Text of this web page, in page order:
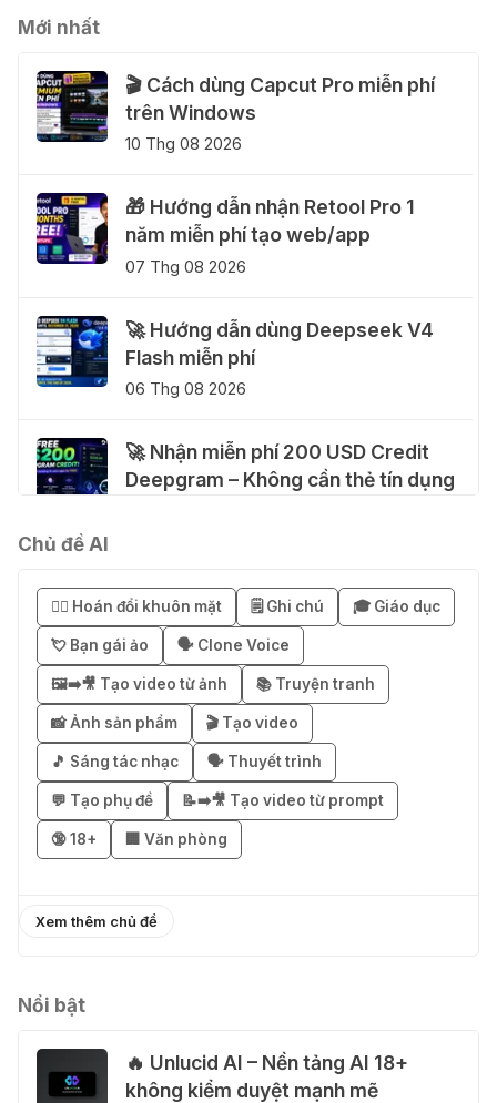
Mới nhất
🎬 Cách dùng Capcut Pro miễn phí
trên Windows
10 Thg 08 2026
🎁 Hướng dẫn nhận Retool Pro 1
năm miễn phí tạo web/app
07 Thg 08 2026
🚀 Hướng dẫn dùng Deepseek V4
Flash miễn phí
06 Thg 08 2026
🚀 Nhận miễn phí 200 USD Credit
Deepgram – Không cần thẻ tín dụng
phí 7 ngày
04 Thg 08 2026
🎁 Hướng dẫn nhận Notion AI
Business miễn phí 3–6 tháng
03 Thg 08 2026
🎁 Mẹo nhận 1 tháng ChatGPT Plus
miễn phí bằng VPN Mexico
🎁 Hướng dẫn nhận Capcut Pro 1
năm miễn phí
Chủ đề AI
😶‍🌫️ Hoán đổi khuôn mặt 🗒️ Ghi chú 🎓 Giáo dục
💘 Bạn gái ảo 🗣️ Clone Voice
🖼️➡️🎥 Tạo video từ ảnh 📚 Truyện tranh
📸 Ảnh sản phẩm 🎬 Tạo video
🎵 Sáng tác nhạc 🗣️ Thuyết trình
💬 Tạo phụ đề 📝➡️🎥 Tạo video từ prompt
🔞 18+ 🏢 Văn phòng
Xem thêm chủ đề
Nổi bật
🔥 Unlucid AI – Nền tảng AI 18+
không kiểm duyệt mạnh mẽ